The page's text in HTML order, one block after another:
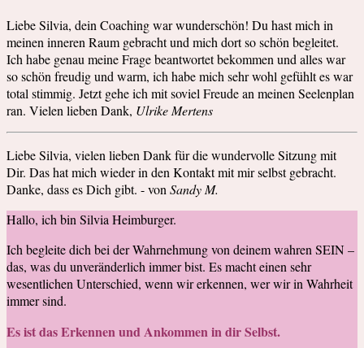
Liebe Silvia, dein Coaching war wunderschön! Du hast mich in
meinen inneren Raum gebracht und mich dort so schön begleitet.
Ich habe genau meine Frage beantwortet bekommen und alles war
so schön freudig und warm, ich habe mich sehr wohl gefühlt es war
total stimmig. Jetzt gehe ich mit soviel Freude an meinen Seelenplan
ran. Vielen lieben Dank, Ulrike Mertens
Liebe Silvia, vielen lieben Dank für die wundervolle Sitzung mit
Dir. Das hat mich wieder in den Kontakt mit mir selbst gebracht.
Danke, dass es Dich gibt. - von Sandy M.
Hallo, ich bin Silvia Heimburger.
Ich begleite dich bei der Wahrnehmung von deinem wahren SEIN –
das, was du unveränderlich immer bist. Es macht einen sehr
wesentlichen Unterschied, wenn wir erkennen, wer wir in Wahrheit
immer sind.
Es ist das Erkennen und Ankommen in dir Selbst.